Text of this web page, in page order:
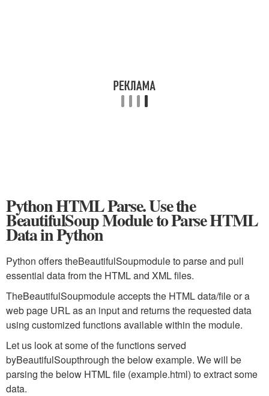
Python HTML Parse. Use the
BeautifulSoup Module to Parse HTML
Data in Python
Python offers theBeautifulSoupmodule to parse and pull
essential data from the HTML and XML files.
TheBeautifulSoupmodule accepts the HTML data/file or a
web page URL as an input and returns the requested data
using customized functions available within the module.
Let us look at some of the functions served
byBeautifulSoupthrough the below example. We will be
parsing the below HTML file (example.html) to extract some
data.